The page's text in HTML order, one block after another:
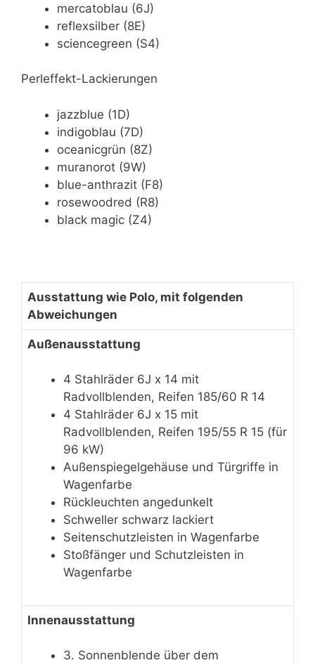
mercatoblau (6J)
reflexsilber (8E)
sciencegreen (S4)
Perleffekt-Lackierungen
jazzblue (1D)
indigoblau (7D)
oceanicgrün (8Z)
muranorot (9W)
blue-anthrazit (F8)
rosewoodred (R8)
black magic (Z4)
Ausstattung wie Polo, mit folgenden
Abweichungen
Außenausstattung
4 Stahlräder 6J x 14 mit
Radvollblenden, Reifen 185/60 R 14
4 Stahlräder 6J x 15 mit
Radvollblenden, Reifen 195/55 R 15 (für
96 kW)
Außenspiegelgehäuse und Türgriffe in
Wagenfarbe
Rückleuchten angedunkelt
Schweller schwarz lackiert
Seitenschutzleisten in Wagenfarbe
Stoßfänger und Schutzleisten in
Wagenfarbe
Innenausstattung
3. Sonnenblende über dem